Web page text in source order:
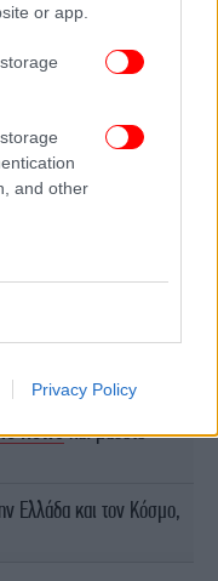
or app.
and other
Privacy Policy
Newsκαι μάθετε
Ελλάδα και τον Κόσμο,